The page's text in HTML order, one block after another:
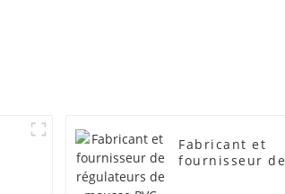
Fabricant et
fournisseur de